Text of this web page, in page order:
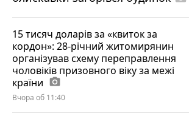
15 тисяч доларів за «квиток за
кордон»: 28-річний житомирянин
організував схему переправлення
чоловіків призовного віку за межі
країни photo_camera
Вчора об 11:40